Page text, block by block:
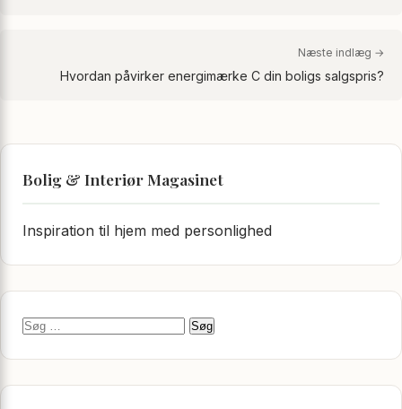
Næste indlæg →
Hvordan påvirker energimærke C din boligs salgspris?
Bolig & Interiør Magasinet
Inspiration til hjem med personlighed
Søg efter: